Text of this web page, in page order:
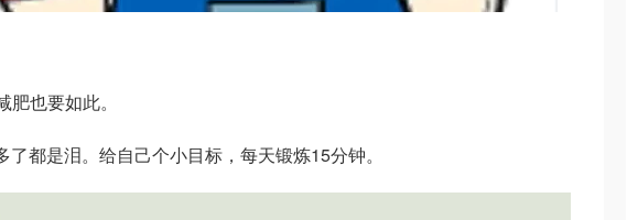
也要如此。
都是泪。给自己个小目标，每天锻炼15分钟。